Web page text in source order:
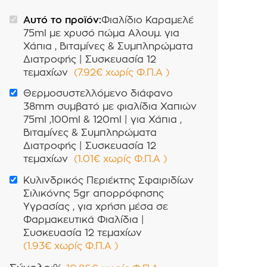
Αυτό το προϊόν:Φιαλίδιο Καραμελέ
75ml με χρυσό πώμα Αλουμ. για
Χάπια , Βιταμίνες & Συμπληρώματα
Διατροφής | Συσκευασία 12
τεμαχίων (7.92€ χωρίς Φ.Π.Α )
Θερμοσυστελλόμενο διάφανο
38mm συμβατό με φιαλίδια Χαπιών
75ml ,100ml & 120ml | για Χάπια ,
Βιταμίνες & Συμπληρώματα
Διατροφής | Συσκευασία 12
τεμαχίων (1.01€ χωρίς Φ.Π.Α )
Κυλινδρικός Περιέκτης Σφαιριδίων
Σιλικόνης 5gr απορρόφησης
Υγρασίας , για χρήση μέσα σε
Φαρμακευτικά Φιαλίδια |
Συσκευασία 12 τεμαχίων
(1.93€ χωρίς Φ.Π.Α )